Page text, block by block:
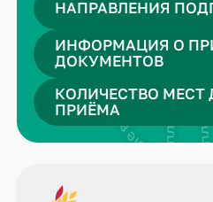
НАПРАВЛЕНИЯ
ИНФОРМАЦИЯ О
ДОКУМЕНТОВ
КОЛИЧЕСТВО МЕСТ
ПРИЁМА